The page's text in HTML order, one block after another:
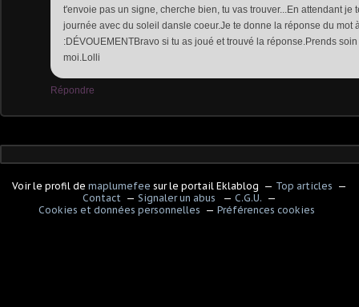
t'envoie pas un signe, cherche bien, tu vas trouver...En attendant je
journée avec du soleil dansle coeur.Je te donne la réponse du mot
:DÉVOUEMENTBravo si tu as joué et trouvé la réponse.Prends
moi.Lolli
Répondre
Voir le profil de maplumefee sur le portail Eklablog
Top articles
Contact
Signaler un abus
C.G.U.
Cookies et données personnelles
Préférences cookies